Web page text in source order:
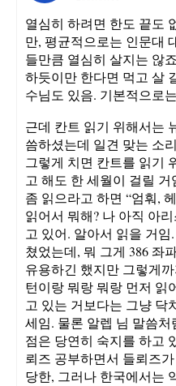
열심히 하려면 한도 끝도
만, 평균적으로는 인문대
들만큼 열심히 살지는 않
하듯이만 한다면 먹고 살
수님도 있음. 기본적으로
근데 칸트 읽기 위해서는
씀하셨는데 일견 맞는 소
그렇게 치면 칸트를 읽기
고 해도 한 세월이 걸릴
좀 읽으라고 하면 “엄훠,
읽어서 뭐해? 나 아직 아
고 있어. 알아서 읽을 거
쳤었는데, 뭐 그게 386 좌
유용하긴 했지만 그렇게
턴이랑 뭐랑 뭐랑 먼저 읽
고 있는 거보다는 그냥 닥
세임. 물론 알렙 님 말씀
점은 당연히 숙지를 하고
뢰즈 공부하면서 들뢰즈
당한, 그러나 한국에서는